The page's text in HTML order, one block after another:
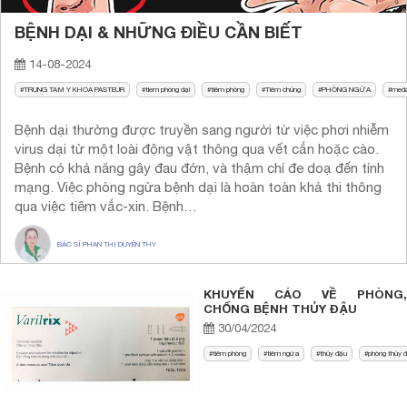
BỆNH DẠI & NHỮNG ĐIỀU CẦN BIẾT
14-08-2024
TRUNG TAM Y KHOA PASTEUR tiem phòng dại tiêm phòng Tiêm chủng PHÒNG NGỪA
Bệnh dại thường được truyền sang người từ việc phơi nhiễm
virus dại từ một loài động vật thông qua vết cắn hoặc cào.
Bệnh có khả năng gây đau đớn, và thậm chí đe doạ đến tính
mạng. Việc phòng ngừa bệnh dại là hoàn toàn khả thi thông
qua việc tiêm vắc-xin. Bệnh…
BÁC SĨ PHAN THỊ DUYÊN THY
KHUYẾN CÁO VỀ PHÒNG,
CHỐNG BỆNH THỦY ĐẬU
30/04/2024
tiêm phòng tiêm ngừa thủy đậu phòng thủy